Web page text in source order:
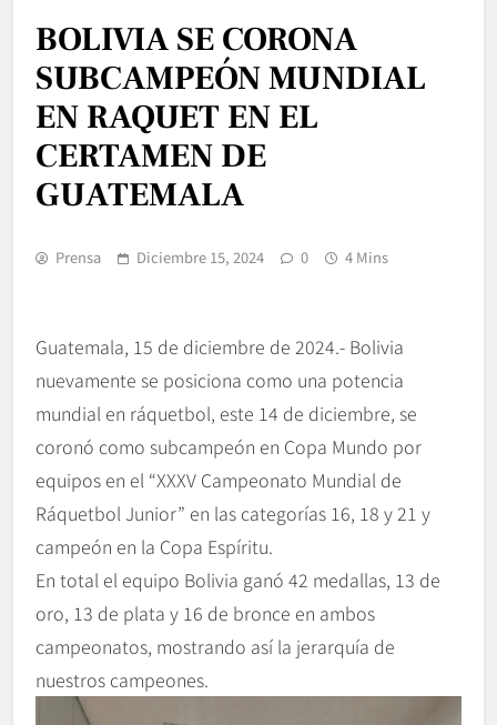
BOLIVIA SE CORONA
SUBCAMPEÓN MUNDIAL
EN RAQUET EN EL
CERTAMEN DE
GUATEMALA
Prensa Diciembre 15, 2024 0 4 Mins
Guatemala, 15 de diciembre de 2024.- Bolivia
nuevamente se posiciona como una potencia
mundial en ráquetbol, este 14 de diciembre, se
coronó como subcampeón en Copa Mundo por
equipos en el “XXXV Campeonato Mundial de
Ráquetbol Junior” en las categorías 16, 18 y 21 y
campeón en la Copa Espíritu.
En total el equipo Bolivia ganó 42 medallas, 13 de
oro, 13 de plata y 16 de bronce en ambos
campeonatos, mostrando así la jerarquía de
nuestros campeones.